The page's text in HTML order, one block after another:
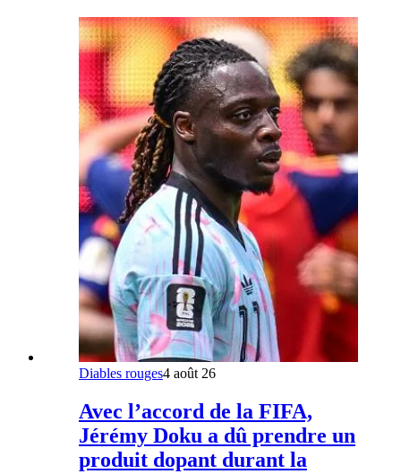
Diables rouges4 août 26
Avec l’accord de la FIFA,
Jérémy Doku a dû prendre un
produit dopant durant la